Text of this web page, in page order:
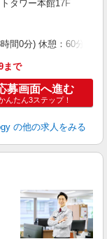
タワー本館17F
間0分) 休憩：60分 時
まで
募画面へ進む
んたん3ステップ！
の他の求人をみる